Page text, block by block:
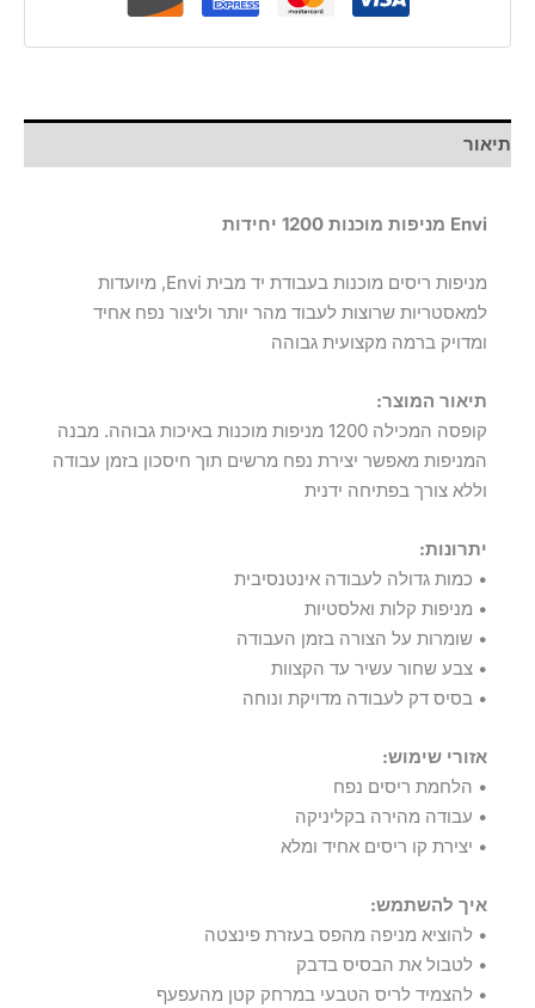
תיאור
Envi מניפות מוכנות 1200 יחידות
מניפות ריסים מוכנות בעבודת יד מבית Envi, מיועדות
למאסטריות שרוצות לעבוד מהר יותר וליצור נפח אחיד
ומדויק ברמה מקצועית גבוהה
תיאור המוצר:
קופסה המכילה 1200 מניפות מוכנות באיכות גבוהה. מבנה
המניפות מאפשר יצירת נפח מרשים תוך חיסכון בזמן עבודה
וללא צורך בפתיחה ידנית
יתרונות:
• כמות גדולה לעבודה אינטנסיבית
• מניפות קלות ואלסטיות
• שומרות על הצורה בזמן העבודה
• צבע שחור עשיר עד הקצוות
• בסיס דק לעבודה מדויקת ונוחה
אזורי שימוש:
• הלחמת ריסים נפח
• עבודה מהירה בקליניקה
• יצירת קו ריסים אחיד ומלא
איך להשתמש:
• להוציא מניפה מהפס בעזרת פינצטה
• לטבול את הבסיס בדבק
• להצמיד לריס הטבעי במרחק קטן מהעפעף